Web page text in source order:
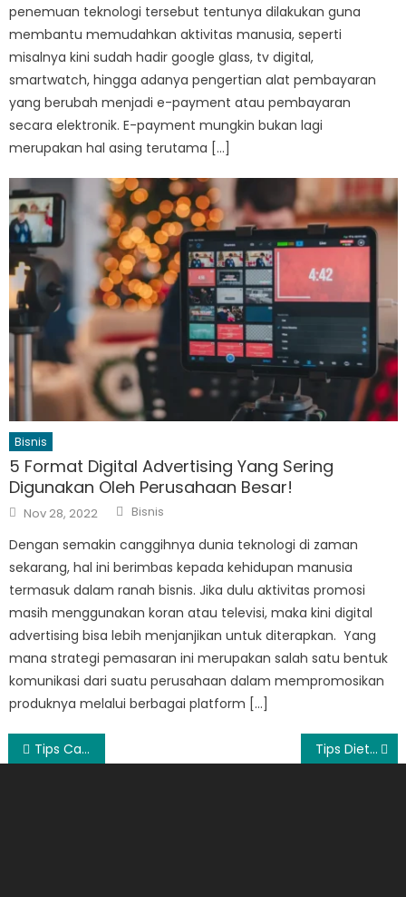
penemuan teknologi tersebut tentunya dilakukan guna
membantu memudahkan aktivitas manusia, seperti
misalnya kini sudah hadir google glass, tv digital,
smartwatch, hingga adanya pengertian alat pembayaran
yang berubah menjadi e-payment atau pembayaran
secara elektronik. E-payment mungkin bukan lagi
merupakan hal asing terutama […]
Bisnis
5 Format Digital Advertising Yang Sering
Digunakan Oleh Perusahaan Besar!
Posted
on
Nov 28, 2022 Author
Bisnis
Dengan semakin canggihnya dunia teknologi di zaman
sekarang, hal ini berimbas kepada kehidupan manusia
termasuk dalam ranah bisnis. Jika dulu aktivitas promosi
masih menggunakan koran atau televisi, maka kini digital
advertising bisa lebih menjanjikan untuk diterapkan. Yang
mana strategi pemasaran ini merupakan salah satu bentuk
komunikasi dari suatu perusahaan dalam mempromosikan
produknya melalui berbagai platform […]
Post
Tips Cantik dan Menawan Dengan Jilbab Printing Tips Diet 1 Minggu Untuk Mengecilkan Perut Secara Alami